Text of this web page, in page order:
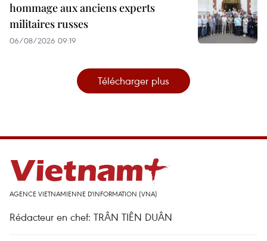
hommage aux anciens experts
militaires russes
06/08/2026 09:19
Télécharger plus
AGENCE VIETNAMIENNE D'INFORMATION (VNA)
Rédacteur en chef: TRÂN TIÊN DUÂN